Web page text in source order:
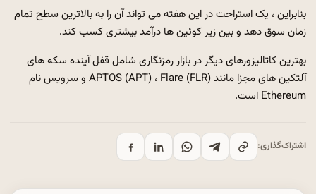
بنابراین ، یک استراحت در این هفته می تواند آن را به بالاترین سطح تمام
زمان سوق دهد و بین زیر کوئین ها درآمد بیشتری کسب کند.
بهترین کاتالیزورهای دیگر در بازار رمزنگاری شامل قفل آینده سکه های
آلتکین های مجزا مانند APTOS (APT) ، Flare (FLR) و سرویس نام
Ethereum است.
اشتراک‌گذاری: